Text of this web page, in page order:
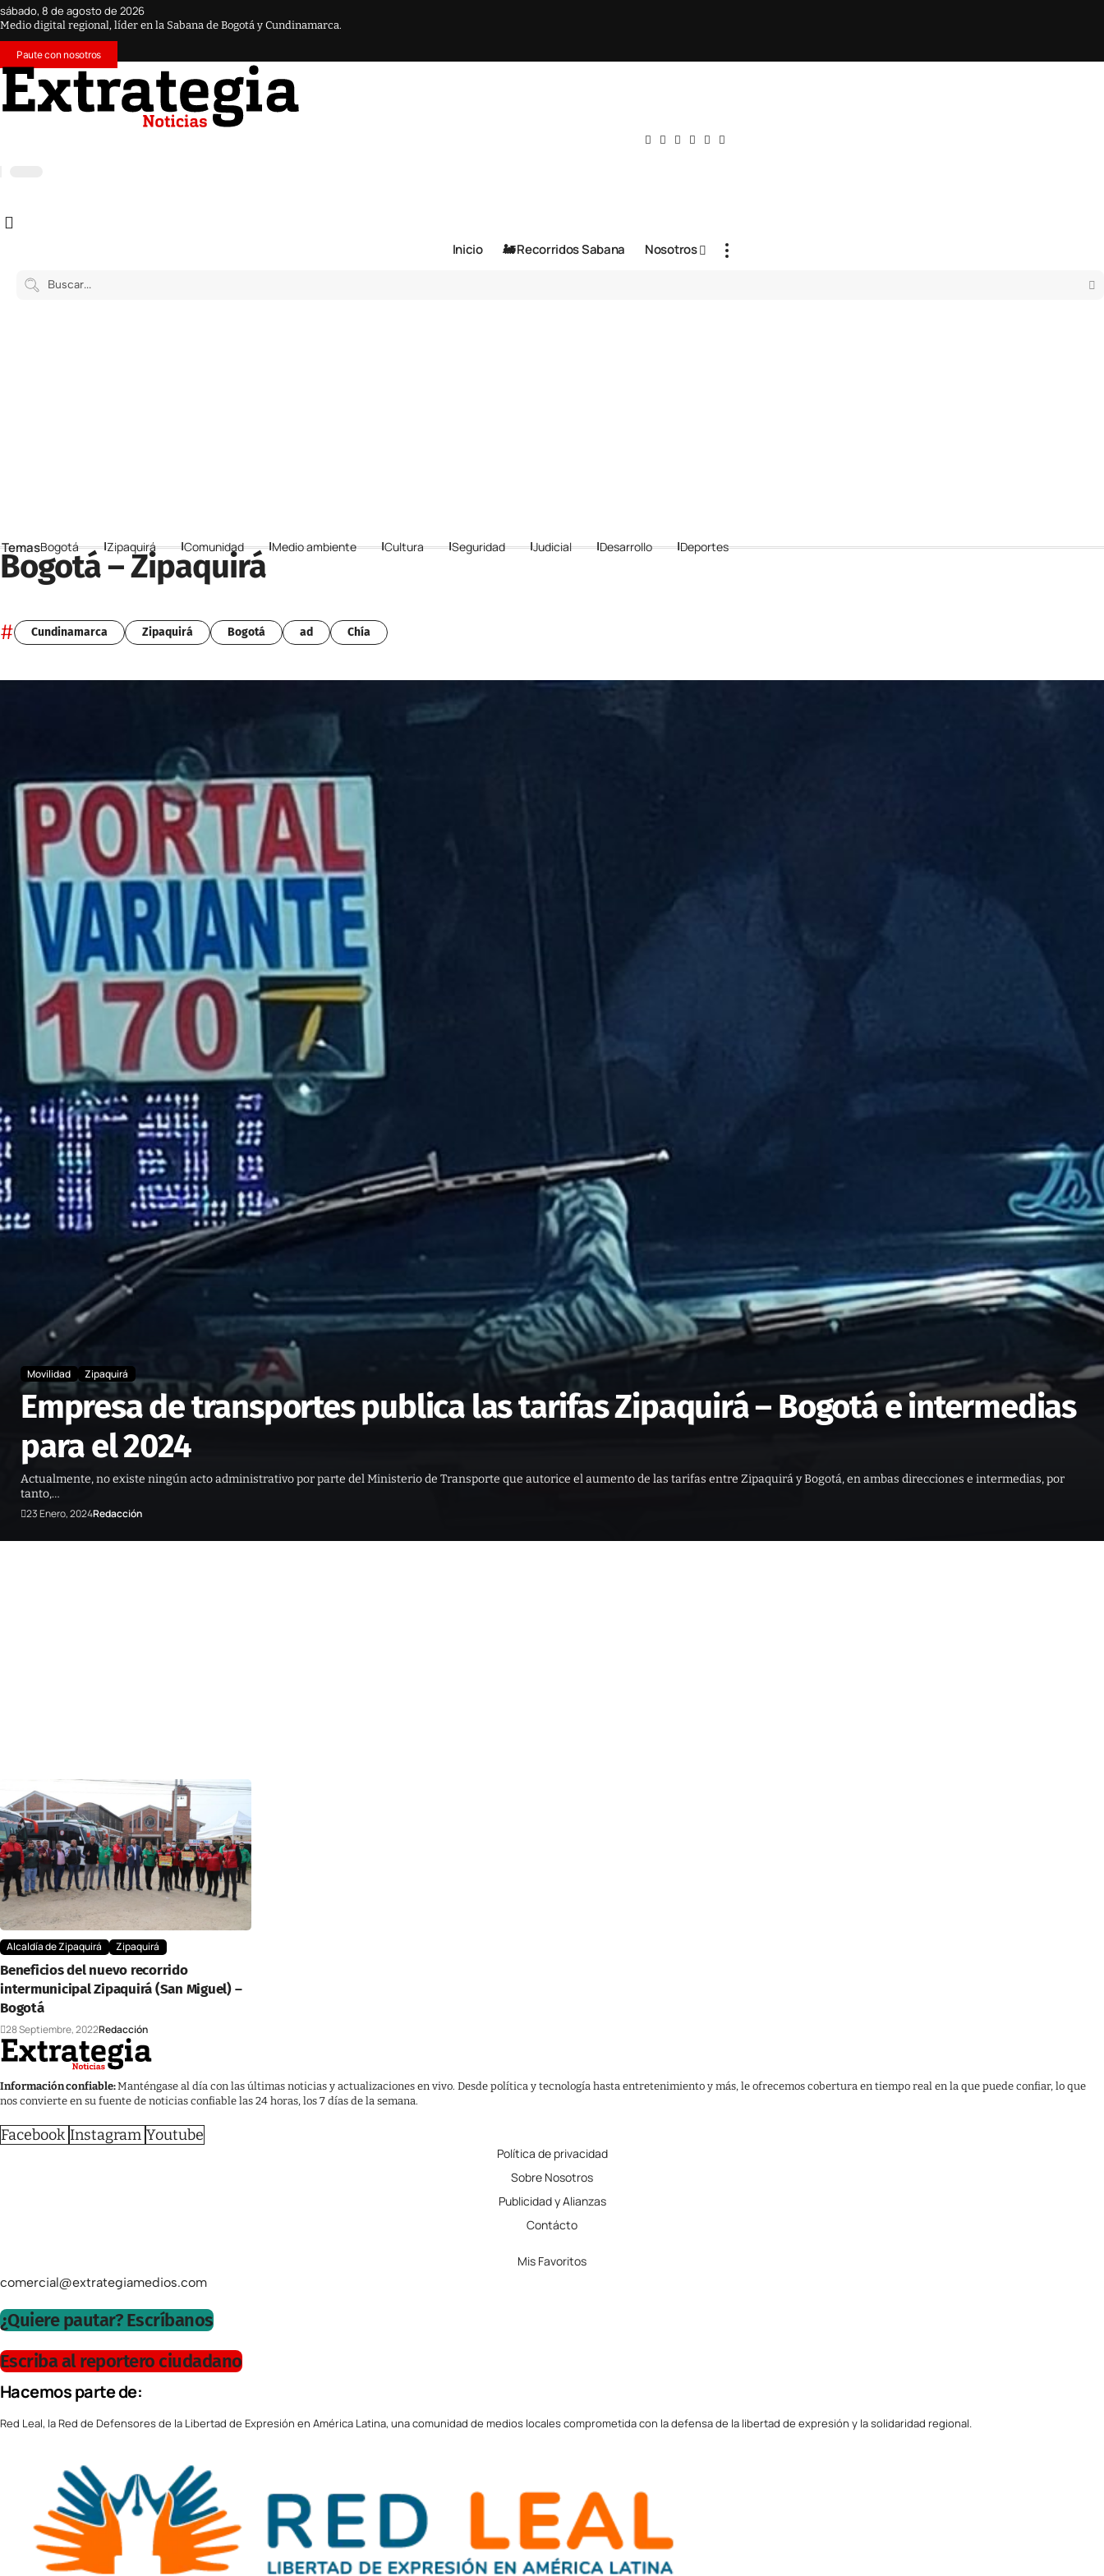
sábado, 8 de agosto de 2026
Medio digital regional, líder en la Sabana de Bogotá y Cundinamarca.
Paute con nosotros
Inicio 🚂 Recorridos Sabana Nosotros
Bogotá Zipaquirá Comunidad Medio ambiente Cultura Seguridad Judicial Desarrollo Deportes
Bogotá – Zipaquirá
# Cundinamarca Zipaquirá Bogotá ad Chía
Movilidad Zipaquirá
Empresa de transportes publica las tarifas Zipaquirá – Bogotá e intermedias
para el 2024
Actualmente, no existe ningún acto administrativo por parte del Ministerio de Transporte que autorice el aumento de las tarifas entre Zipaquirá y Bogotá, en ambas direcciones e intermedias, por
tanto,…
23 Enero, 2024Redacción
Alcaldía de Zipaquirá Zipaquirá
Beneficios del nuevo recorrido
intermunicipal Zipaquirá (San Miguel) –
Bogotá
28 Septiembre, 2022Redacción
Información confiable:Manténgase al día con las últimas noticias y actualizaciones en vivo. Desde política y tecnología hasta entretenimiento y más, le ofrecemos cobertura en tiempo real en la que puede confiar, lo que
nos convierte en su fuente de noticias confiable las 24 horas, los 7 días de la semana.
Facebook Instagram Youtube
Política de privacidad
Sobre Nosotros
Publicidad y Alianzas
Contácto
Mis Favoritos
comercial@extrategiamedios.com
¿Quiere pautar? Escríbanos
Escriba al reportero ciudadano
Hacemos parte de:
Red Leal, la Red de Defensores de la Libertad de Expresión en América Latina, una comunidad de medios locales comprometida con la defensa de la libertad de expresión y la solidaridad regional.